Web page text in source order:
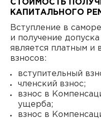
СТОИМОСТЬ
КАПИТАЛЬНОГО
Вступление в
и получение
является платным и
взносов:
вступительный
членский взнос;
взнос в
ущерба;
взнос в